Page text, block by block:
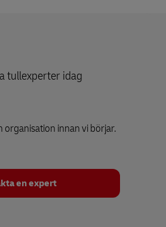
tullexperter idag
organisation innan vi börjar.
en expert